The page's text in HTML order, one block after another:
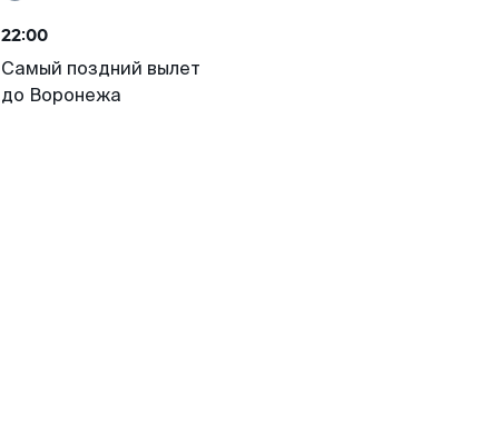
22:00
Самый поздний вылет
до Воронежа